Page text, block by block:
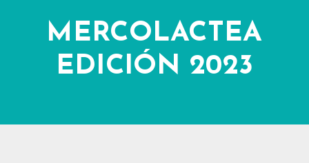
MERCOLACTEA
EDICIÓN 2023